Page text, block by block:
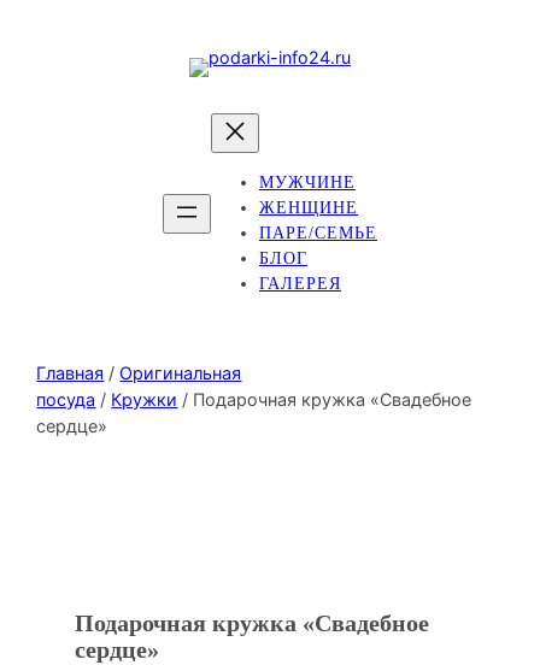
МУЖЧИНЕ
ЖЕНЩИНЕ
ПАРЕ/СЕМЬЕ
БЛОГ
ГАЛЕРЕЯ
Главная /Оригинальная
посуда / Кружки / Подарочная кружка «Свадебное
сердце»
Подарочная кружка «Свадебное
сердце»